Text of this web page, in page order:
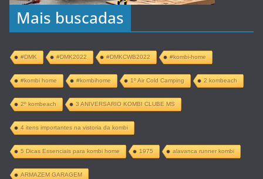
Mais buscadas
#DMK #DMK2022 #DMKCWB2022 #kombi-home
#kombi home #kombihome 1º Air Cold Camping 2 kombeach
2º kombeach 3 ANIVERSARIO KOMBI CLUBE MS
4 itens importantes na vistoria da kombi
5 Dicas Essenciais para kombi home 1975 alavanca runner kombi
ARMAZEM GARAGEM